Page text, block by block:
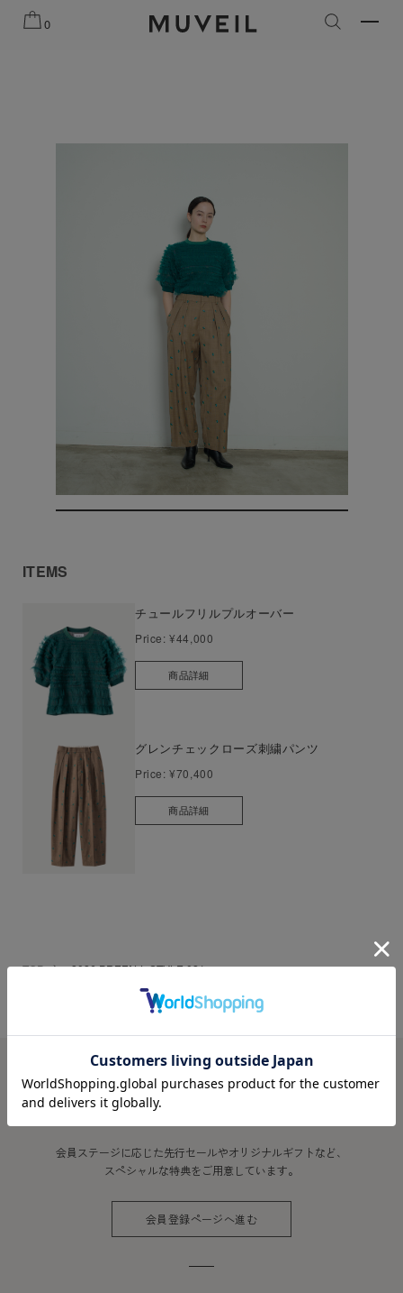
2026 AUTUMN WINTER COLLECTION 2026 PREFALL
0
ITEMS
チュールフリルプルオーバー
Price:¥44,000
商品詳細
グレンチェックローズ刺繍パンツ
Price:¥70,400
商品詳細
TOP 2026 PREFALL STYLE 021
MEMBER
会員ステージに応じた先行セールやオリジナルギフトなど、
スペシャルな特典をご用意しています。
会員登録ページへ進む